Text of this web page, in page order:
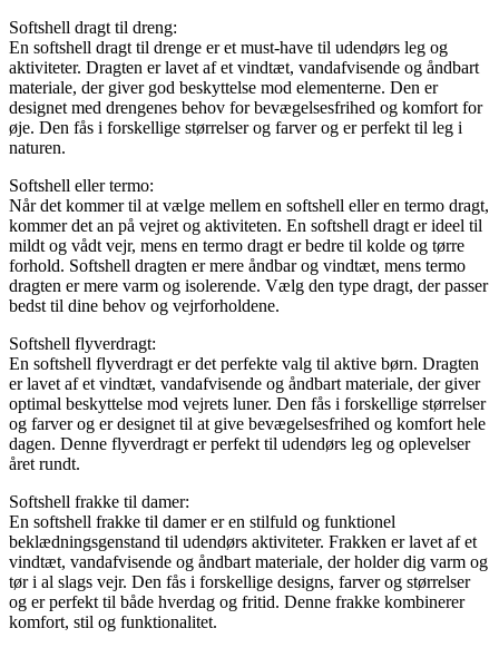
Softshell dragt til dreng:
En softshell dragt til drenge er et must-have til udendørs leg og
aktiviteter. Dragten er lavet af et vindtæt, vandafvisende og åndbart
materiale, der giver god beskyttelse mod elementerne. Den er
designet med drengenes behov for bevægelsesfrihed og komfort for
øje. Den fås i forskellige størrelser og farver og er perfekt til leg i
naturen.
Softshell eller termo:
Når det kommer til at vælge mellem en softshell eller en termo dragt,
kommer det an på vejret og aktiviteten. En softshell dragt er ideel til
mildt og vådt vejr, mens en termo dragt er bedre til kolde og tørre
forhold. Softshell dragten er mere åndbar og vindtæt, mens termo
dragten er mere varm og isolerende. Vælg den type dragt, der passer
bedst til dine behov og vejrforholdene.
Softshell flyverdragt:
En softshell flyverdragt er det perfekte valg til aktive børn. Dragten
er lavet af et vindtæt, vandafvisende og åndbart materiale, der giver
optimal beskyttelse mod vejrets luner. Den fås i forskellige størrelser
og farver og er designet til at give bevægelsesfrihed og komfort hele
dagen. Denne flyverdragt er perfekt til udendørs leg og oplevelser
året rundt.
Softshell frakke til damer:
En softshell frakke til damer er en stilfuld og funktionel
beklædningsgenstand til udendørs aktiviteter. Frakken er lavet af et
vindtæt, vandafvisende og åndbart materiale, der holder dig varm og
tør i al slags vejr. Den fås i forskellige designs, farver og størrelser
og er perfekt til både hverdag og fritid. Denne frakke kombinerer
komfort, stil og funktionalitet.